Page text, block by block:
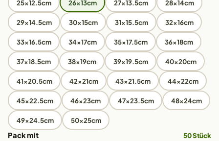
25x12.5cm 26x13cm 27x13.5cm 28x14cm
29x14.5cm 30x15cm 31x15.5cm 32x16cm
33x16.5cm 34x17cm 35x17.5cm 36x18cm
37x18.5cm 38x19cm 39x19.5cm 40x20cm
41x20.5cm 42x21cm 43x21.5cm 44x22cm
45x22.5cm 46x23cm 47x23.5cm 48x24cm
49x24.5cm 50x25cm
Pack mit 50 Stück